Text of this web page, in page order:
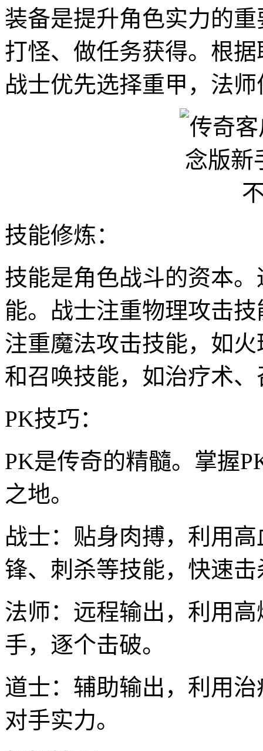
装备是提升角色实力的
打怪、做任务获得。根
战士优先选择重甲，法
技能修炼：
技能是角色战斗的资本
能。战士注重物理攻击
注重魔法攻击技能，如
和召唤技能，如治疗术
PK技巧：
PK是传奇的精髓。掌握
之地。
战士：贴身肉搏，利用
锋、刺杀等技能，快速
法师：远程输出，利用
手，逐个击破。
道士：辅助输出，利用
对手实力。